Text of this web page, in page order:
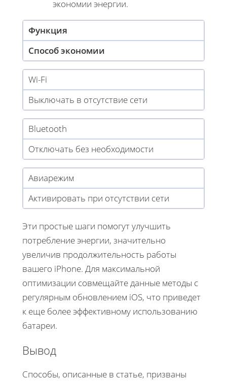
экономии энергии.
Функция
Способ экономии
Wi-Fi
Выключать в отсутствие сети
Bluetooth
Отключать без необходимости
Авиарежим
Активировать при отсутствии сети
Эти простые шаги помогут улучшить
потребление энергии, значительно
увеличив продолжительность работы
вашего iPhone. Для максимальной
оптимизации совмещайте данные методы с
регулярным обновлением iOS, что приведет
к еще более эффективному использованию
батареи.
Вывод
Способы, описанные в статье, призваны